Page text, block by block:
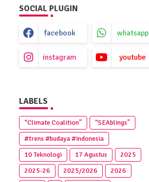
SOCIAL PLUGIN
facebook whatsapp
instagram youtube
LABELS
“Climate Coalition”
“SEAblings”
#trens #budaya #indonesia
10 Teknologi
17 Agustus
2025
2025‑26
2025/2026
2026